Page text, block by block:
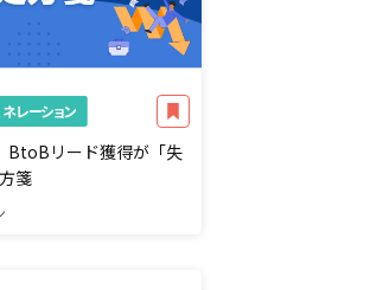
レーション
BtoBリード獲得が「失
箋